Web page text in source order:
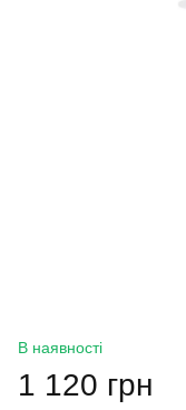
В наявності
1 120 грн